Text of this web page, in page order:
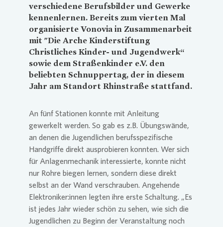
verschiedene Berufsbilder und Gewerke
kennenlernen. Bereits zum vierten Mal
organisierte Vonovia in Zusammenarbeit
mit "Die Arche Kinderstiftung
Christliches Kinder- und Jugendwerk“
sowie dem Straßenkinder e.V. den
beliebten Schnuppertag, der in diesem
Jahr am Standort Rhinstraße stattfand.
An fünf Stationen konnte mit Anleitung
gewerkelt werden. So gab es z.B. Übungswände,
an denen die Jugendlichen berufsspezifische
Handgriffe direkt ausprobieren konnten. Wer sich
für Anlagenmechanik interessierte, konnte nicht
nur Rohre biegen lernen, sondern diese direkt
selbst an der Wand verschrauben. Angehende
Elektroniker:innen legten ihre erste Schaltung. „Es
ist jedes Jahr wieder schön zu sehen, wie sich die
Jugendlichen zu Beginn der Veranstaltung noch